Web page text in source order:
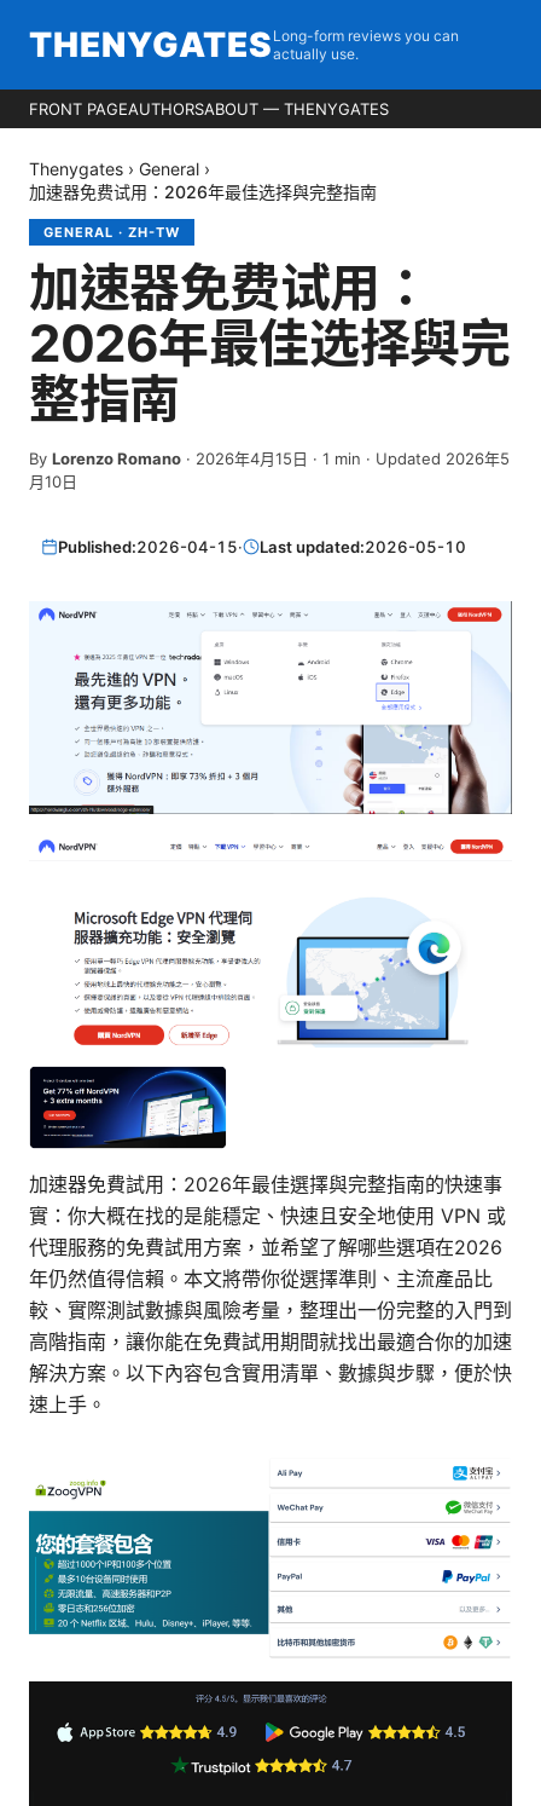
THENYGATES Long-form reviews you can
actually use.
FRONT PAGEAUTHORSABOUT — THENYGATES
Thenygates › General ›
加速器免费试用：2026年最佳选择與完整指南
GENERAL · ZH-TW
加速器免费试用：
2026年最佳选择與完
整指南
By Lorenzo Romano · 2026年4月15日 · 1 min · Updated 2026年5
月10日
Published:2026-04-15· Last updated:2026-05-10
加速器免費試用：2026年最佳選擇與完整指南的快速事
實：你大概在找的是能穩定、快速且安全地使用 VPN 或
代理服務的免費試用方案，並希望了解哪些選項在2026
年仍然值得信賴。本文將帶你從選擇準則、主流產品比
較、實際測試數據與風險考量，整理出一份完整的入門到
高階指南，讓你能在免費試用期間就找出最適合你的加速
解決方案。以下內容包含實用清單、數據與步驟，便於快
速上手。